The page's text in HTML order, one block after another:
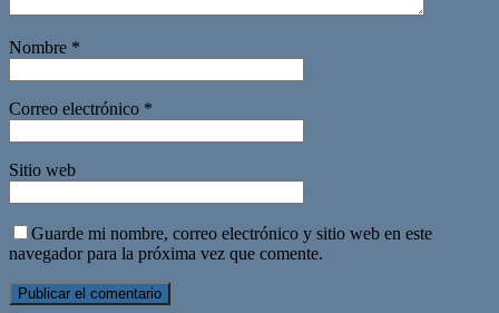
Nombre *
Correo electrónico *
Sitio web
Guarde mi nombre, correo electrónico y sitio web en este
navegador para la próxima vez que comente.